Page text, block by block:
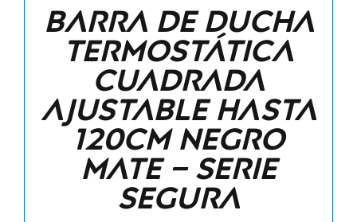
Barra de ducha
termostática
cuadrada
ajustable hasta
120CM negro
mate – Serie
Segura